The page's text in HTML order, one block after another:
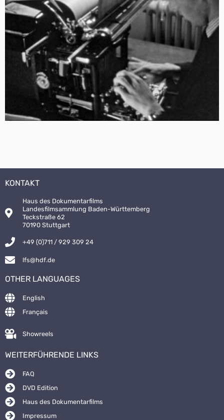
KONTAKT
Haus des Dokumentarfilms
Landesfilmsammlung Baden-Württemberg
Teckstraße 62
70190 Stuttgart
+49 (0)711 / 929 309 24
lfs@hdf.de
OTHER LANGUAGES
English
Français
Showreels
WEITERFÜHRENDE LINKS
FAQ
DVD Edition
Haus des Dokumentarfilms
Impressum